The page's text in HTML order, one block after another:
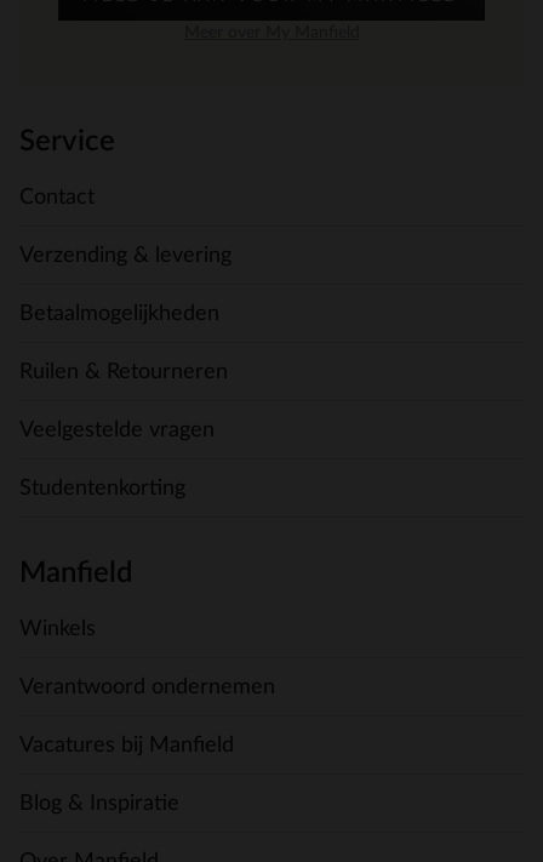
Service
Contact
Verzending & levering
Betaalmogelijkheden
Ruilen & Retourneren
Veelgestelde vragen
Studentenkorting
Manfield
Winkels
Verantwoord ondernemen
Vacatures bij Manfield
Blog & Inspiratie